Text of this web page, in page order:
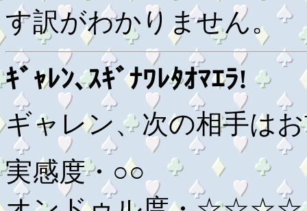
す訳がわかりません。
ｷﾞｬﾚﾝ､ｽｷﾞﾅﾜﾚﾀｵﾏｴﾗ!
ギャレン、次の相手は
実感度・○○